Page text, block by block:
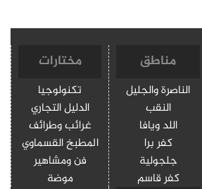
مناطق
الناصرة والجليل
النقب
اللد ويافا
كفر برا
جلجولية
كفر قاسم
مختارات
تكنولوجيا
الدليل التجاري
غرائب وطرائف
المطبخ القسماوي
فن ومشاهير
موضة